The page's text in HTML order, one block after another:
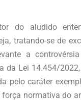
do aludido
tratando-se de
a
da Lei 14.454/
pelo caráter
força normativa do